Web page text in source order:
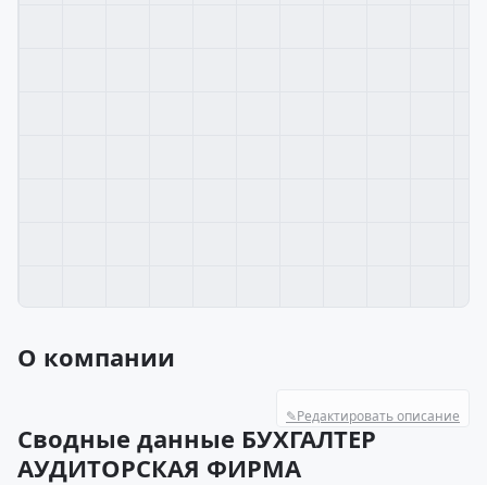
О компании
✎Редактировать описание
Сводные данные БУХГАЛТЕР
АУДИТОРСКАЯ ФИРМА